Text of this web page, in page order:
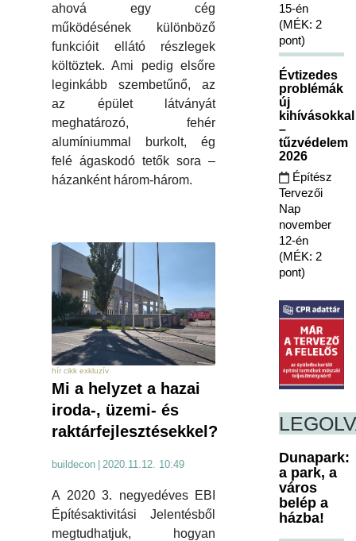
ahová egy cég
működésének különböző
funkcióit ellátó részlegek
költöztek. Ami pedig elsőre
leginkább szembetűnő, az
az épület látványát
meghatározó, fehér
alumíniummal burkolt, ég
felé ágaskodó tetők sora –
házanként három-három.
hír cikk exkluzív
Mi a helyzet a hazai
iroda-, üzemi- és
raktárfejlesztésekkel?
buildecon | 2020.11.12. 10:49
A 2020 3. negyedéves EBI
Építésaktivitási Jelentésből
megtudhatjuk, hogyan
15-én
(MÉK: 2
pont)
Évtizedes
problémák
új
kihívásokkal
–
tűzvédelem
2026
Építész
Tervezői
Nap
november
12-én
(MÉK: 2
pont)
Dunapark:
a park, a
város
belép a
házba!